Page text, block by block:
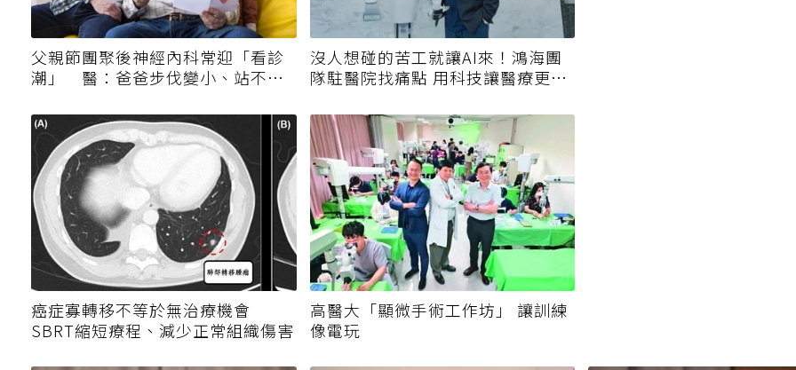
父親節團聚後神經內科常迎「看診
潮」 醫：爸爸步伐變小、站不起
來別只當老化
沒人想碰的苦工就讓AI來！鴻海團
隊駐醫院找痛點 用科技讓醫療更有
溫度
癌症寡轉移不等於無治療機會
SBRT縮短療程、減少正常組織傷害
高醫大「顯微手術工作坊」 讓訓練
像電玩